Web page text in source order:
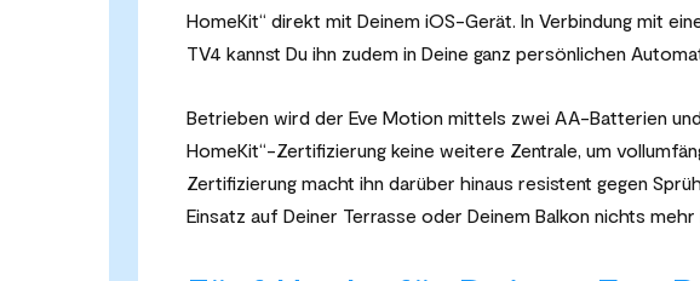
HomeKit“ direkt mit Deinem iOS-Gerät. In Verbindung mit
TV4 kannst Du ihn zudem in Deine ganz persönlichen
Betrieben wird der Eve Motion mittels zwei AA-Batterien
HomeKit“-Zertifizierung keine weitere Zentrale, um
Zertifizierung macht ihn darüber hinaus resistent gegen
Einsatz auf Deiner Terrasse oder Deinem Balkon nichts mehr